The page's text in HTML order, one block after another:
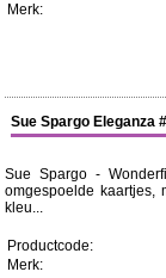
Merk:
Sue Spargo Eleganza
Sue Spargo -
omgespoelde
kleu...
Productcode:
Merk: